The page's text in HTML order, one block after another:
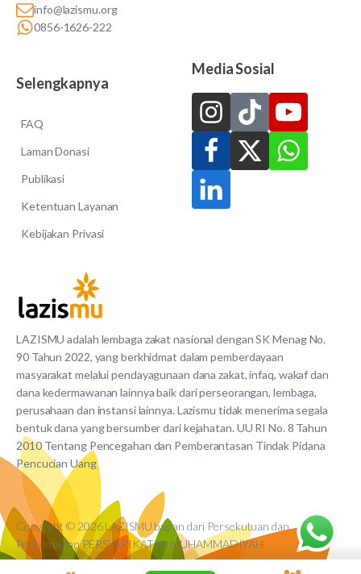
LAZISMU adalah lembaga zakat nasional dengan SK Menag No.
90 Tahun 2022, yang berkhidmat dalam pemberdayaan
masyarakat melalui pendayagunaan dana zakat, infaq, wakaf dan
dana kedermawanan lainnya baik dari perseorangan, lembaga,
perusahaan dan instansi lainnya. Lazismu tidak menerima segala
bentuk dana yang bersumber dari kejahatan. UU RI No. 8 Tahun
2010 Tentang Pencegahan dan Pemberantasan Tindak Pidana
Pencucian Uang
info@lazismu.org
0856-1626-222
Selengkapnya
FAQ
Laman Donasi
Publikasi
Ketentuan Layanan
Kebijakan Privasi
Media Sosial
Copyright © 2026 LAZISMU bagian dari Persekutuan dan
Perkumpulan PERSYARIKATAN MUHAMMADIYAH